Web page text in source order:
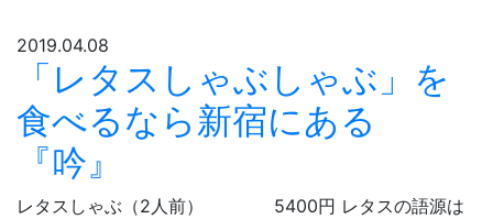
2019.04.08
「レタスしゃぶしゃぶ」を
食べるなら新宿にある
『吟』
レタスしゃぶ（2人前） 5400円 レタスの語源は